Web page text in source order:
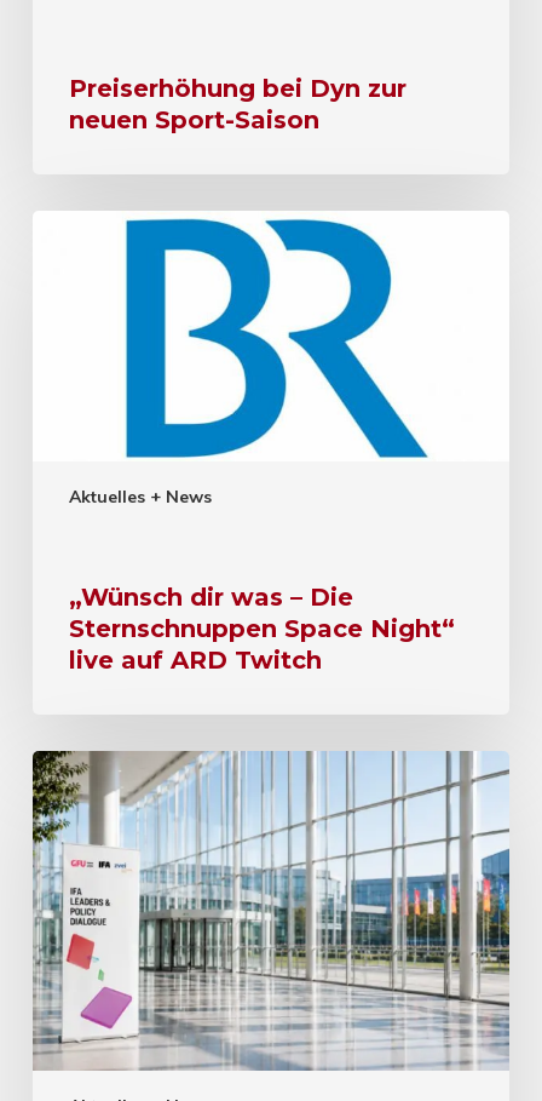
Preiserhöhung bei Dyn zur
neuen Sport-Saison
Aktuelles + News
„Wünsch dir was – Die
Sternschnuppen Space Night“
live auf ARD Twitch